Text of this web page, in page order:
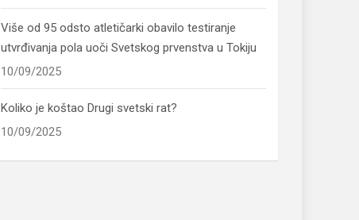
Više od 95 odsto atletičarki obavilo testiranje
utvrđivanja pola uoči Svetskog prvenstva u Tokiju
10/09/2025
Koliko je koštao Drugi svetski rat?
10/09/2025